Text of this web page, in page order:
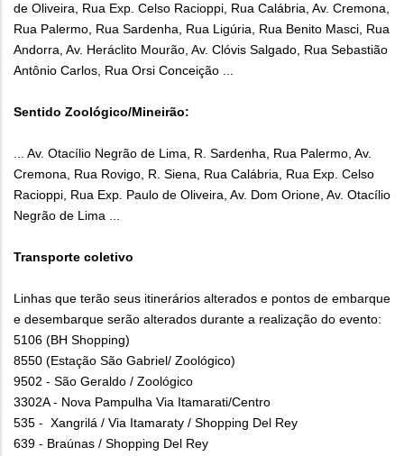
de Oliveira, Rua Exp. Celso Racioppi, Rua Calábria, Av. Cremona,
Rua Palermo, Rua Sardenha, Rua Ligúria, Rua Benito Masci, Rua
Andorra, Av. Heráclito Mourão, Av. Clóvis Salgado, Rua Sebastião
Antônio Carlos, Rua Orsi Conceição ...
Sentido Zoológico/Mineirão:
... Av. Otacílio Negrão de Lima, R. Sardenha, Rua Palermo, Av.
Cremona, Rua Rovigo, R. Siena, Rua Calábria, Rua Exp. Celso
Racioppi, Rua Exp. Paulo de Oliveira, Av. Dom Orione, Av. Otacílio
Negrão de Lima ...
Transporte coletivo
Linhas que terão seus itinerários alterados e pontos de embarque
e desembarque serão alterados durante a realização do evento:
5106 (BH Shopping)
8550 (Estação São Gabriel/ Zoológico)
9502 - São Geraldo / Zoológico
3302A - Nova Pampulha Via Itamarati/Centro
535 - Xangrilá / Via Itamaraty / Shopping Del Rey
639 - Braúnas / Shopping Del Rey